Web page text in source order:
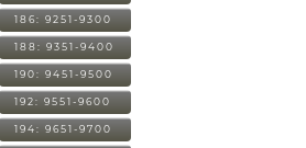
186: 9251-9300
188: 9351-9400
190: 9451-9500
192: 9551-9600
194: 9651-9700